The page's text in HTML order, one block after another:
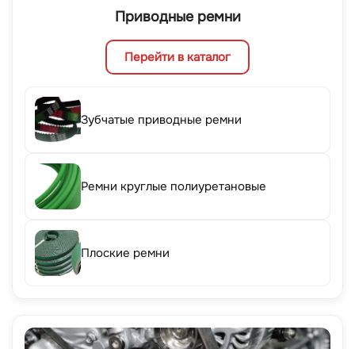
Приводные ремни
Перейти в каталог
Зубчатые приводные ремни
Ремни круглые полиуретановые
Плоские ремни